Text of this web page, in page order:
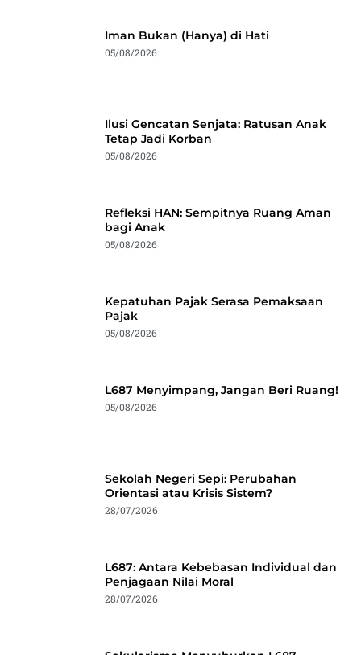
Iman Bukan (Hanya) di Hati
05/08/2026
Ilusi Gencatan Senjata: Ratusan Anak
Tetap Jadi Korban
05/08/2026
Refleksi HAN: Sempitnya Ruang Aman
bagi Anak
05/08/2026
Kepatuhan Pajak Serasa Pemaksaan
Pajak
05/08/2026
L687 Menyimpang, Jangan Beri Ruang!
05/08/2026
Sekolah Negeri Sepi: Perubahan
Orientasi atau Krisis Sistem?
28/07/2026
L687: Antara Kebebasan Individual dan
Penjagaan Nilai Moral
28/07/2026